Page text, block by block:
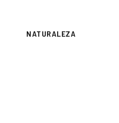
NATURALEZA